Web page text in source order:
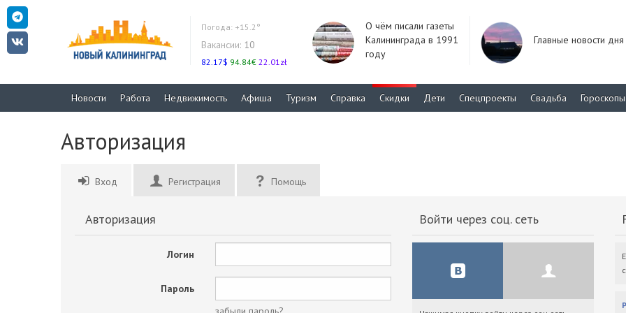
Погода: +15.2°
Вакансии: 10
82.17$ 94.84€ 22.01zł
О чём писали газеты
Калининграда в 1991
году
Главные новости дня
Новости Работа Недвижимость Афиша Туризм Справка Скидки Дети Спецпроекты Свадьба Гороскопы
Авторизация
Вход Регистрация Помощь
Авторизация
Логин
Пароль
Войти через соц. сеть